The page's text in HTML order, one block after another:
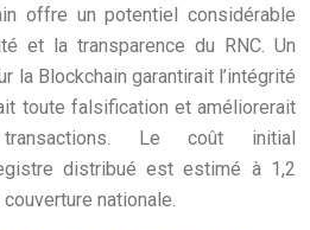
offre un potentiel considérable
et la transparence du RNC. Un
la Blockchain garantirait l’intégrité
toute falsification et améliorerait
Le coût initial
distribué est estimé à 1,2
nationale.